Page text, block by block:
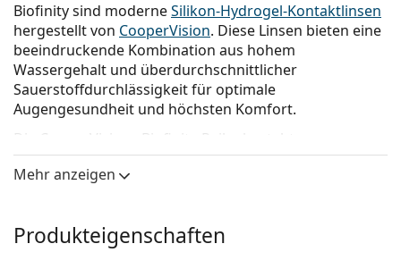
Biofinity sind moderneSilikon-Hydrogel-Kontaktlinsen
hergestellt von CooperVision. Diese Linsen bieten eine
beeindruckende Kombination aus hohem
Wassergehalt und überdurchschnittlicher
Sauerstoffdurchlässigkeit für optimale
Augengesundheit und höchsten Komfort.
Die CooperVisions Biofinity-Reihe besteht aus
Comfilcon A, einem natürlich benetzbaren und
superhydrophilen Material, das für lang anhaltende
Die Biofinity Kontaktlinsen sind für das tägliche Tragen
Mehr anzeigen
Produkteigenschaften